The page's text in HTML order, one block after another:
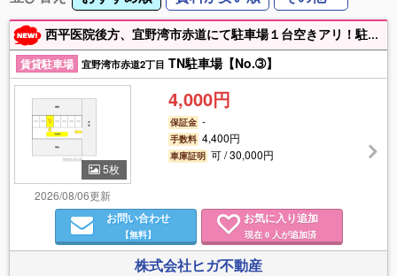
西平医院後方、宜野湾市赤道にて駐車場１台空きアリ！駐車場をお探しの方はお気軽にご連絡ください★ ◇国道330号すぐ ◇北中城IC近く⇒車で８分 ☆★通勤・通学にオススメです☆★
賃貸駐車場 宜野湾市赤道2丁目 TN駐車場【No.➂】
5枚
2026/08/06更新
4,000円
保証金 -
手数料 4,400円
車庫証明 可 / 30,000円
お問い合わせ
【無料】
お気に入り追加
現在 0 人が追加済
株式会社ヒガ不動産